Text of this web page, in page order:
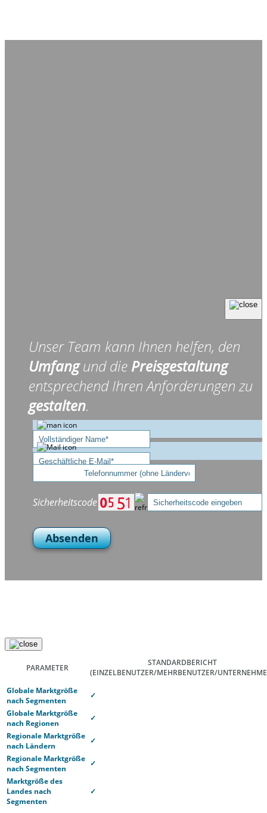
Unser Team kann Ihnen helfen, den
Umfangund die Preisgestaltung
entsprechend Ihren Anforderungen zu
gestalten.
Sicherheitscode
Absenden
PARAMETER
STANDARDBERICHT
(EINZELBENUTZER/MEHRBENUTZER/
Globale Marktgröße
nach Segmenten
✓
Globale Marktgröße
nach Regionen
✓
Regionale Marktgröße
nach Ländern
✓
Regionale Marktgröße
nach Segmenten
✓
Marktgröße des
Landes nach
Segmenten
✓